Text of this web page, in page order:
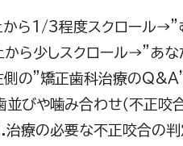
1/3程度スクロール→”む
少しスクロール→”あな
の”矯正歯科治療のQ&A”
や噛み合わせ（不正咬合
必要な不正咬合の判定